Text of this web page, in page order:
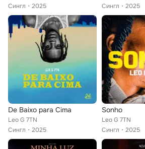
Сингл
2025
Сингл
2025
De Baixo para Cima
Leo G 7TN
Сингл
2025
Sonho
Leo G 7TN
Сингл
2025